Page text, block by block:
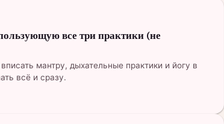
все три практики (не
мантру, дыхательные практики и йогу в
всё и сразу.